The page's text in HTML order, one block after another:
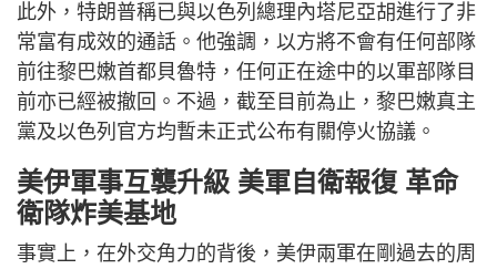
此外，特朗普稱已與以色列總理內塔尼亞胡進行了非
常富有成效的通話。他強調，以方將不會有任何部隊
前往黎巴嫩首都貝魯特，任何正在途中的以軍部隊目
前亦已經被撤回。不過，截至目前為止，黎巴嫩真主
黨及以色列官方均暫未正式公布有關停火協議。
美伊軍事互襲升級 美軍自衛報復 革命
衛隊炸美基地
事實上，在外交角力的背後，美伊兩軍在剛過去的周